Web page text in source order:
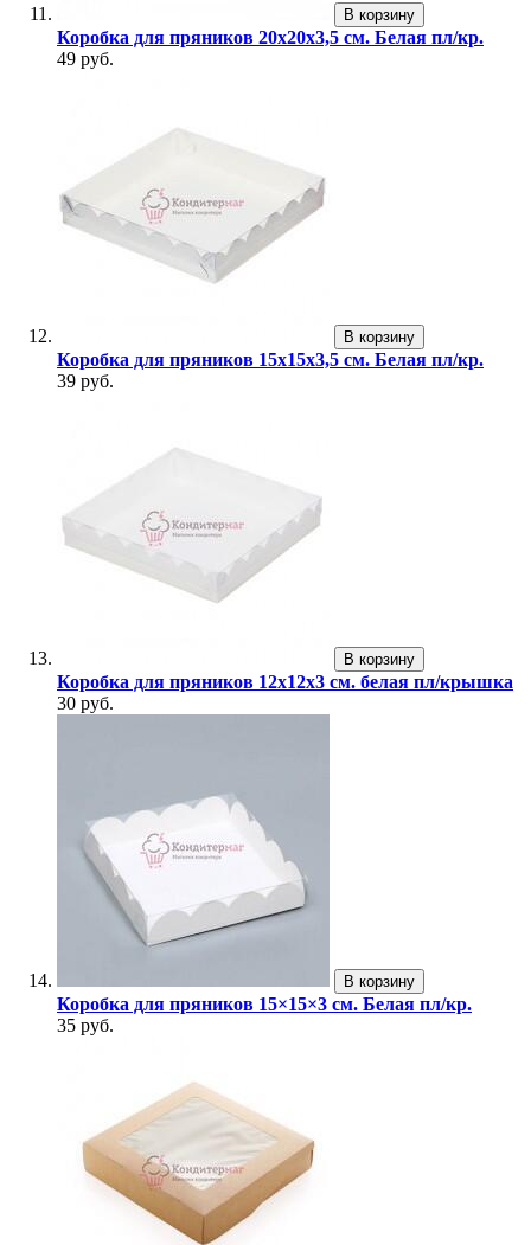
В корзину
Коробка для пряников 20х20х3,5 см. Белая пл/кр.
49 руб.
В корзину
Коробка для пряников 15х15х3,5 см. Белая пл/кр.
39 руб.
В корзину
Коробка для пряников 12х12х3 см. белая пл/крышка
30 руб.
В корзину
Коробка для пряников 15×15×3 см. Белая пл/кр.
35 руб.